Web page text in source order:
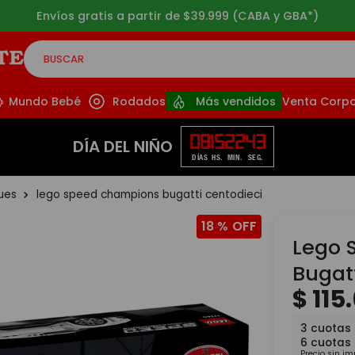
Envíos gratis a partir de $39.999 (CABA y GBA*)
BUSCAR
Mundo Bebé Rodados Más vendidos Venta
DÍA DEL NIÑO 08
DÍAS
15
HS.
22
MIN.
41
SEG.
lego speed champions bugatti centodieci
18 %
Lego
$115.
3 cuotas
6 cuotas